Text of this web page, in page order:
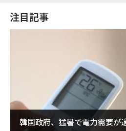
注目記事
韓国政府、猛暑で電力需要が